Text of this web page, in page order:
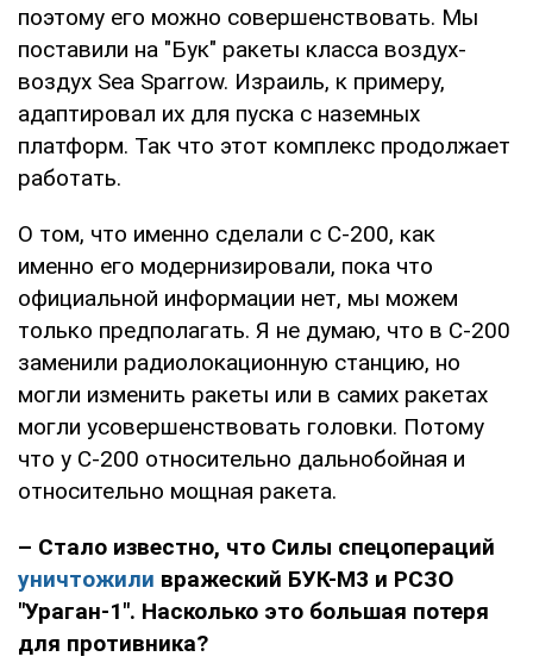
поэтому его можно совершенствовать. Мы
поставили на "Бук" ракеты класса воздух-
воздух Sea Sparrow. Израиль, к примеру,
адаптировал их для пуска с наземных
платформ. Так что этот комплекс продолжает
работать.
О том, что именно сделали с С-200, как
именно его модернизировали, пока что
официальной информации нет, мы можем
только предполагать. Я не думаю, что в С-200
заменили радиолокационную станцию, но
могли изменить ракеты или в самих ракетах
могли усовершенствовать головки. Потому
что у С-200 относительно дальнобойная и
относительно мощная ракета.
– Стало известно, что Силы спецопераций
уничтожили вражеский БУК-М3 и РСЗО
"Ураган-1". Насколько это большая потеря
для противника?